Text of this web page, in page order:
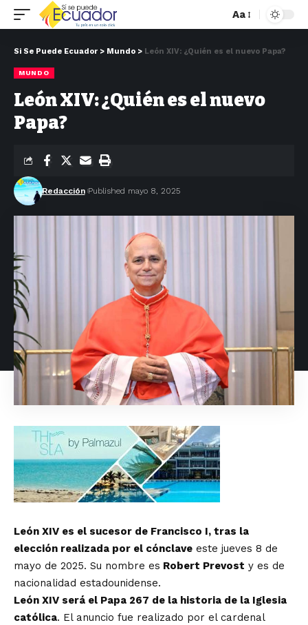
Aa
Si Se Puede Ecuador > Mundo > León XIV: ¿Quién es el nuevo Papa?
MUNDO
León XIV: ¿Quién es el nuevo
Papa?
Redacción Published mayo 8, 2025
León XIV es el sucesor de Francisco I, tras la
elección realizada por el cónclave este jueves 8 de
mayo de 2025. Su nombre es Robert Prevost y es de
nacionalidad estadounidense.
León XIV será el Papa 267 de la historia de la Iglesia
católica. El anuncio fue realizado por el cardenal